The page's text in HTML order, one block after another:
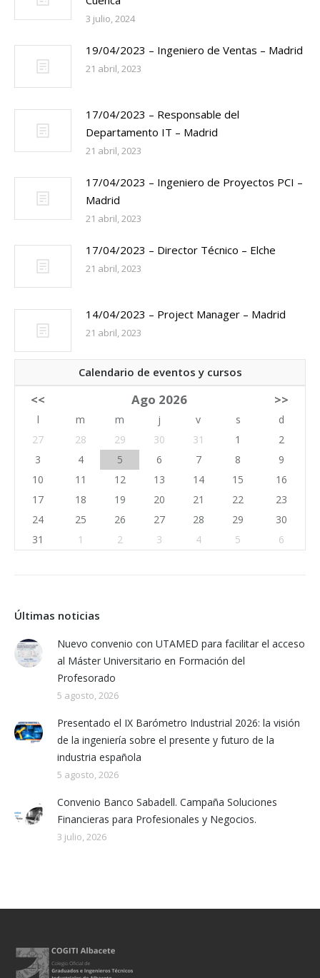
3 julio, 2024
19/04/2023 – Ingeniero de Ventas – Madrid
21 abril, 2023
17/04/2023 – Responsable del
Departamento IT – Madrid
21 abril, 2023
17/04/2023 – Ingeniero de Proyectos PCI –
Madrid
21 abril, 2023
17/04/2023 – Director Técnico – Elche
21 abril, 2023
14/04/2023 – Project Manager – Madrid
21 abril, 2023
Calendario de eventos y cursos
<< Ago 2026 >>
l m m j v s
d
27
28 29 30 31 1
2
3
4 5 6 7 8
9
10
11 12 13 14 15
16
17
18 19 20 21 22
23
24
25 26 27 28 29
30
31
1 2 3 4 5 6
Últimas noticias
Nuevo convenio con UTAMED para facilitar el acceso
al Máster Universitario en Formación del
Profesorado
5 agosto, 2026
Presentado el IX Barómetro Industrial 2026: la visión
de la ingeniería sobre el presente y futuro de la
industria española
5 agosto, 2026
Convenio Banco Sabadell. Campaña Soluciones
Financieras para Profesionales y Negocios.
3 julio, 2026